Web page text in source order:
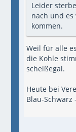
Leider
nach und
kommen.
Weil für alle
die Kohle
scheißegal.
Heute bei
Blau-Schwarz